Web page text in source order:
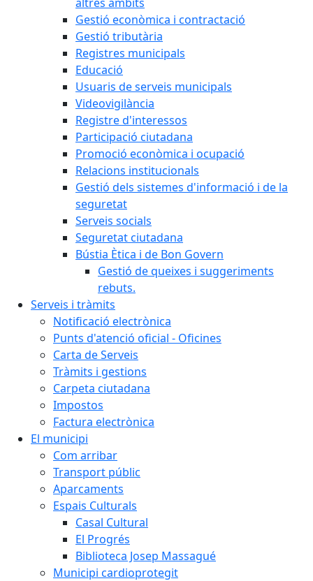
Gestió econòmica i contractació
Gestió tributària
Registres municipals
Educació
Usuaris de serveis municipals
Videovigilància
Registre d'interessos
Participació ciutadana
Promoció econòmica i ocupació
Relacions institucionals
Gestió dels sistemes d'informació i de la
seguretat
Serveis socials
Seguretat ciutadana
Bústia Ètica i de Bon Govern
Gestió de queixes i suggeriments
rebuts.
Serveis i tràmits
Notificació electrònica
Punts d'atenció oficial - Oficines
Carta de Serveis
Tràmits i gestions
Carpeta ciutadana
Impostos
Factura electrònica
El municipi
Com arribar
Transport públic
Aparcaments
Espais Culturals
Casal Cultural
El Progrés
Biblioteca Josep Massagué
Municipi cardioprotegit